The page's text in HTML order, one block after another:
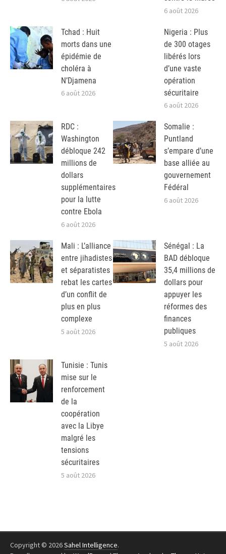
6 août 2026
Tchad : Huit
morts dans une
épidémie de
choléra à
N’Djamena
6 août 2026
Nigeria : Plus
de 300 otages
libérés lors
d’une vaste
opération
sécuritaire
6 août 2026
RDC :
Washington
débloque 242
millions de
dollars
supplémentaires
pour la lutte
contre Ebola
6 août 2026
Somalie :
Puntland
s’empare d’une
base alliée au
gouvernement
Fédéral
6 août 2026
Mali : L’alliance
entre jihadistes
et séparatistes
rebat les cartes
d’un conflit de
plus en plus
complexe
5 août 2026
Sénégal : La
BAD débloque
35,4 millions de
dollars pour
appuyer les
réformes des
finances
publiques
5 août 2026
Tunisie : Tunis
mise sur le
renforcement
de la
coopération
avec la Libye
malgré les
tensions
sécuritaires
5 août 2026
Copyright © 2026Sahel Intelligence.